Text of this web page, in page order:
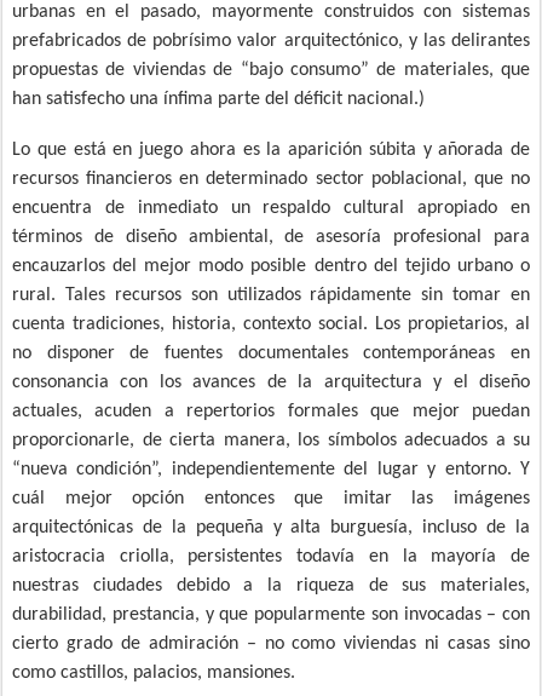
urbanas en el pasado, mayormente construidos con sistemas
prefabricados de pobrísimo valor arquitectónico, y las delirantes
propuestas de viviendas de “bajo consumo” de materiales, que
han satisfecho una ínfima parte del déficit nacional.)
Lo que está en juego ahora es la aparición súbita y añorada de
recursos financieros en determinado sector poblacional, que no
encuentra de inmediato un respaldo cultural apropiado en
términos de diseño ambiental, de asesoría profesional para
encauzarlos del mejor modo posible dentro del tejido urbano o
rural. Tales recursos son utilizados rápidamente sin tomar en
cuenta tradiciones, historia, contexto social. Los propietarios, al
no disponer de fuentes documentales contemporáneas en
consonancia con los avances de la arquitectura y el diseño
actuales, acuden a repertorios formales que mejor puedan
proporcionarle, de cierta manera, los símbolos adecuados a su
“nueva condición”, independientemente del lugar y entorno. Y
cuál mejor opción entonces que imitar las imágenes
arquitectónicas de la pequeña y alta burguesía, incluso de la
aristocracia criolla, persistentes todavía en la mayoría de
nuestras ciudades debido a la riqueza de sus materiales,
durabilidad, prestancia, y que popularmente son invocadas – con
cierto grado de admiración – no como viviendas ni casas sino
como castillos, palacios, mansiones.